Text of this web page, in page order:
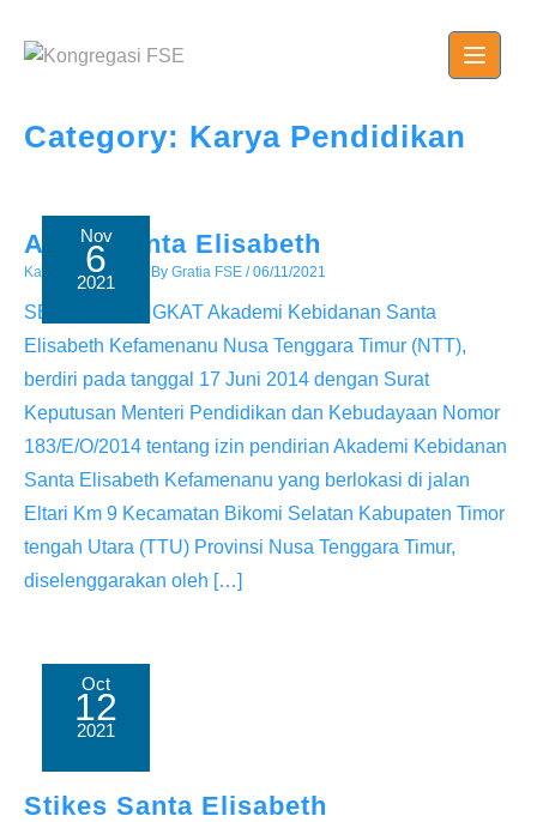
Category: Karya Pendidikan
Nov
6
2021
Akbid Santa Elisabeth
Karya Pendidikan / By Gratia FSE /06/11/2021
SEJARAH SINGKAT Akademi Kebidanan Santa
Elisabeth Kefamenanu Nusa Tenggara Timur (NTT),
berdiri pada tanggal 17 Juni 2014 dengan Surat
Keputusan Menteri Pendidikan dan Kebudayaan Nomor
183/E/O/2014 tentang izin pendirian Akademi Kebidanan
Santa Elisabeth Kefamenanu yang berlokasi di jalan
Eltari Km 9 Kecamatan Bikomi Selatan Kabupaten Timor
tengah Utara (TTU) Provinsi Nusa Tenggara Timur,
diselenggarakan oleh […]
Oct
12
2021
Stikes Santa Elisabeth